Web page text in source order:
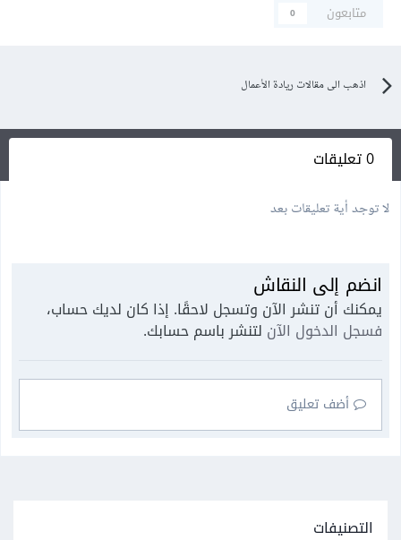
متابعون
0
اذهب الى مقالات ريادة الأعمال
0 تعليقات
لا توجد أية تعليقات بعد
انضم إلى النقاش
يمكنك أن تنشر الآن وتسجل لاحقًا. إذا كان لديك حساب،
فسجل الدخول الآن لتنشر باسم حسابك.
أضف تعليق
التصنيفات